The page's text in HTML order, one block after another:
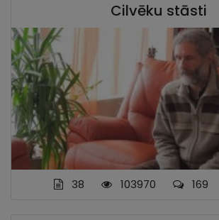
Cilvēku stāsti
38 103970 169